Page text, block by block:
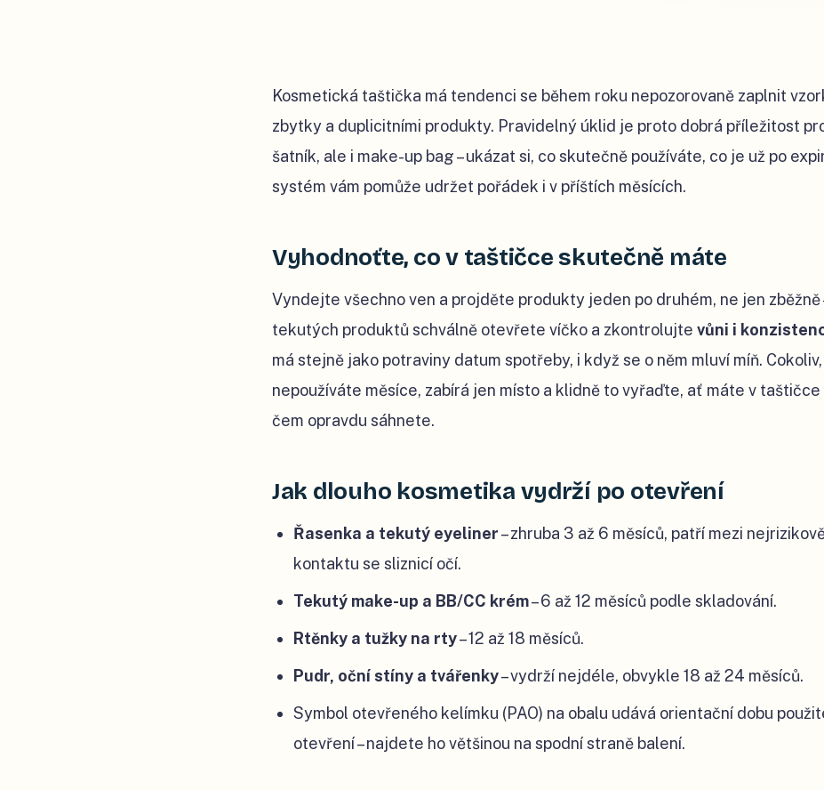
Kosmetická taštička má tendenci se během roku nepozorovaně zaplnit
zbytky a duplicitními produkty. Pravidelný úklid je proto dobrá příležitost
šatník, ale i make-up bag – ukázat si, co skutečně používáte, co je už po
systém vám pomůže udržet pořádek i v příštích měsících.
Vyhodnoťte, co v taštičce skutečně máte
Vyndejte všechno ven a projděte produkty jeden po druhém, ne jen zběžně
tekutých produktů schválně otevřete víčko a zkontrolujte vůni i
má stejně jako potraviny datum spotřeby, i když se o něm mluví míň.
nepoužíváte měsíce, zabírá jen místo a klidně to vyřaďte, ať máte v taštičce
čem opravdu sáhnete.
Jak dlouho kosmetika vydrží po otevření
Řasenka a tekutý eyeliner– zhruba 3 až 6 měsíců, patří mezi
kontaktu se sliznicí očí.
Tekutý make-up a BB/CC krém– 6 až 12 měsíců podle skladování.
Rtěnky a tužky na rty– 12 až 18 měsíců.
Pudr, oční stíny a tvářenky– vydrží nejdéle, obvykle 18 až 24 měsíců.
Symbol otevřeného kelímku (PAO) na obalu udává orientační dobu
otevření – najdete ho většinou na spodní straně balení.